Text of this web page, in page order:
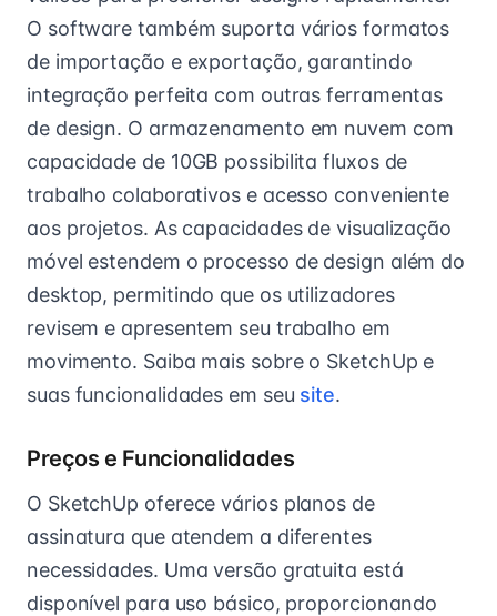
O software também suporta vários formatos
de importação e exportação, garantindo
integração perfeita com outras ferramentas
de design. O armazenamento em nuvem com
capacidade de 10GB possibilita fluxos de
trabalho colaborativos e acesso conveniente
aos projetos. As capacidades de visualização
móvel estendem o processo de design além do
desktop, permitindo que os utilizadores
revisem e apresentem seu trabalho em
movimento. Saiba mais sobre o SketchUp e
suas funcionalidades em seu site.
Preços e Funcionalidades
O SketchUp oferece vários planos de
assinatura que atendem a diferentes
necessidades. Uma versão gratuita está
disponível para uso básico, proporcionando